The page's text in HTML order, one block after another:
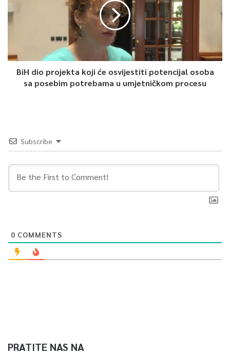
BiH dio projekta koji će osvijestiti potencijal osoba
sa posebim potrebama u umjetničkom procesu
Subscribe
0 COMMENTS
PRATITE NAS NA